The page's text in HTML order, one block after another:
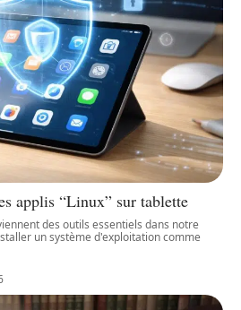
applis “Linux” sur tablette
des outils essentiels dans notre
un système d'exploitation comme